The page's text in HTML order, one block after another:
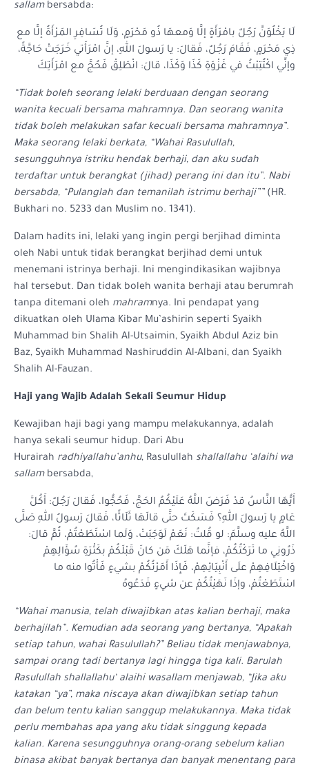
sallam bersabda:
لَا يَخْلُوَنَّ رَجُلٌ بامْرَأَةٍ إلَّا وَمعهَا ذُو مَحْرَمٍ، وَلَا تُسَافِرِ المَرْأَةُ إلَّا مع
ذِي مَحْرَمٍ، فَقَامَ رَجُلٌ، فَقالَ: يا رَسولَ اللهِ، إنَّ امْرَأَتي خَرَجَتْ حَاجَّةً،
وإنِّي اكْتُتِبْتُ في غَزْوَةِ كَذَا وَكَذَا، قالَ: انْطَلِقْ فَحُجَّ مع امْرَأَتِكَ
“Tidak boleh seorang lelaki berduaan dengan seorang
wanita kecuali bersama mahramnya. Dan seorang wanita
tidak boleh melakukan safar kecuali bersama mahramnya”.
Maka seorang lelaki berkata, “Wahai Rasulullah,
sesungguhnya istriku hendak berhaji, dan aku sudah
terdaftar untuk berangkat (jihad) perang ini dan itu”. Nabi
bersabda, “Pulanglah dan temanilah istrimu berhaji””(HR.
Bukhari no. 5233 dan Muslim no. 1341).
Dalam hadits ini, lelaki yang ingin pergi berjihad diminta
oleh Nabi untuk tidak berangkat berjihad demi untuk
menemani istrinya berhaji. Ini mengindikasikan wajibnya
hal tersebut. Dan tidak boleh wanita berhaji atau berumrah
tanpa ditemani oleh mahramnya. Ini pendapat yang
dikuatkan oleh Ulama Kibar Mu’ashirin seperti Syaikh
Muhammad bin Shalih Al-Utsaimin, Syaikh Abdul Aziz bin
Baz, Syaikh Muhammad Nashiruddin Al-Albani, dan Syaikh
Shalih Al-Fauzan.
Haji yang Wajib Adalah Sekali Seumur Hidup
Kewajiban haji bagi yang mampu melakukannya, adalah
hanya sekali seumur hidup. Dari Abu
Hurairah radhiyallahu’anhu, Rasulullah shallallahu ‘alaihi wa
sallam bersabda,
أَيُّهَا النَّاسُ قدْ فَرَضَ اللَّهُ عَلَيْكُمُ الحَجَّ، فَحُجُّوا، فَقالَ رَجُلٌ: أَكُلَّ
عَامٍ يا رَسولَ اللهِ؟ فَسَكَتَ حتَّى قالَهَا ثَلَاثًا، فَقالَ رَسولُ اللهِ صَلَّى
اللَّهُ عليه وسلَّمَ: لو قُلتُ: نَعَمْ لَوَجَبَتْ، وَلَما اسْتَطَعْتُمْ، ثُمَّ قالَ:
ذَرُونِي ما تَرَكْتُكُمْ، فإنَّما هَلَكَ مَن كانَ قَبْلَكُمْ بكَثْرَةِ سُؤَالِهِمْ
وَاخْتِلَافِهِمْ علَى أَنْبِيَائِهِمْ، فَإِذَا أَمَرْتُكُمْ بشيءٍ فَأْتُوا منه ما
اسْتَطَعْتُمْ، وإذَا نَهَيْتُكُمْ عن شيءٍ فَدَعُوهُ
“Wahai manusia, telah diwajibkan atas kalian berhaji, maka
berhajilah”. Kemudian ada seorang yang bertanya, “Apakah
setiap tahun, wahai Rasulullah?” Beliau tidak menjawabnya,
sampai orang tadi bertanya lagi hingga tiga kali. Barulah
Rasulullah shallallahu‘ alaihi wasallam menjawab, “Jika aku
katakan “ya”, maka niscaya akan diwajibkan setiap tahun
dan belum tentu kalian sanggup melakukannya. Maka tidak
perlu membahas apa yang aku tidak singgung kepada
kalian. Karena sesungguhnya orang-orang sebelum kalian
binasa akibat banyak bertanya dan banyak menentang para